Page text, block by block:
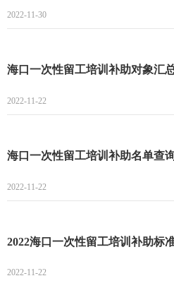
2022-11-30
2022-11-22
2022-11-22
2022-11-22